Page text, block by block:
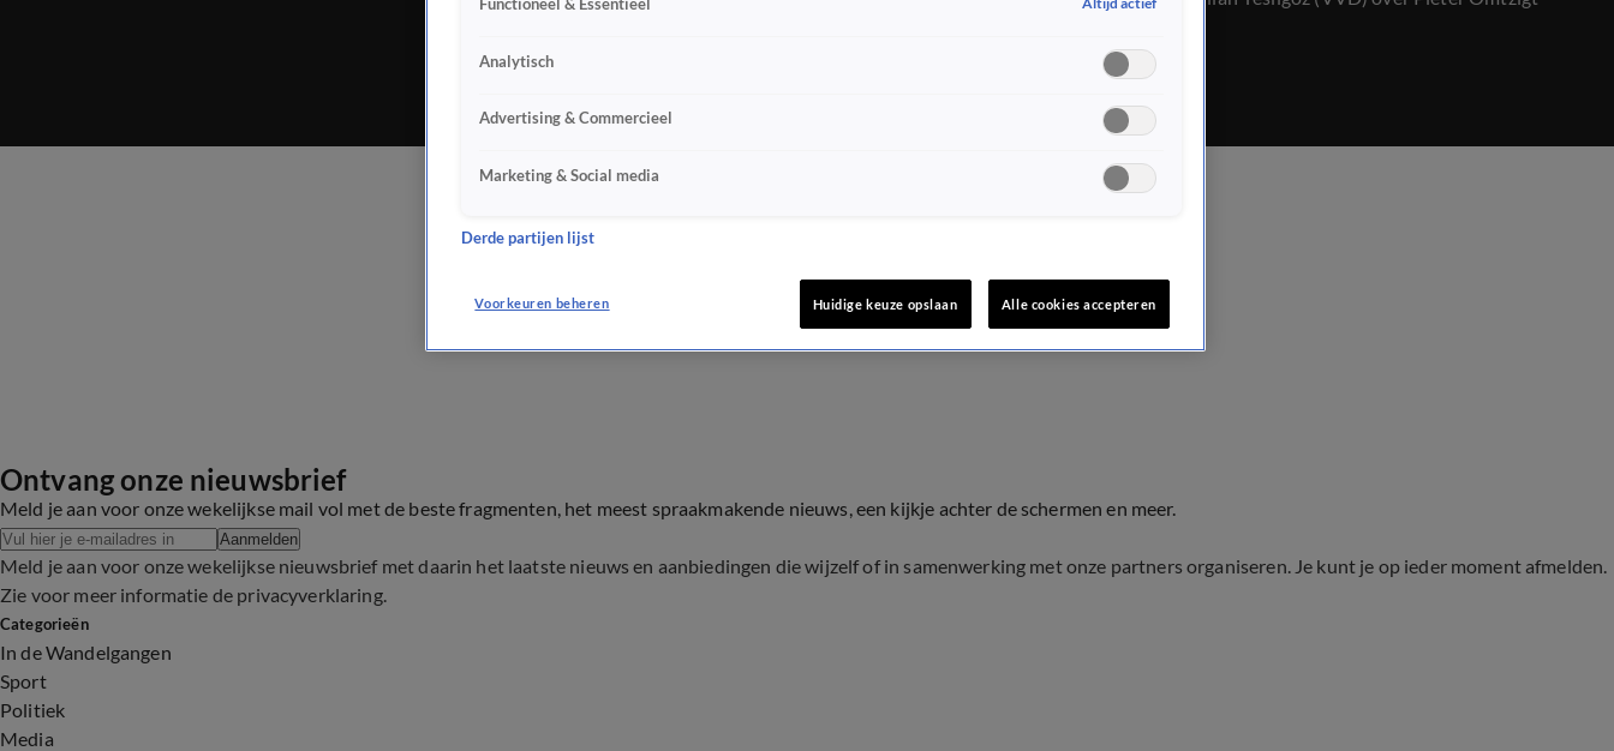
Ontvang onze nieuwsbrief
Meld je aan voor onze wekelijkse mail vol met de beste fragmenten, het meest spraakmakende nieuws, een kijkje achter de schermen en meer.
Aanmelden
Meld je aan voor onze wekelijkse nieuwsbrief met daarin het laatste nieuws en aanbiedingen die wijzelf of in samenwerking met onze partners organiseren. Je kunt je op ieder moment afmelden.
Zie voor meer informatie de privacyverklaring.
Categorieën
In de Wandelgangen
Sport
Politiek
Media
Functioneel & Essentieel
Analytisch
Advertising & Commercieel
Marketing & Social media
Derde partijen lijst
Voorkeuren beheren Huidige keuze opslaan Alle cookies accepteren